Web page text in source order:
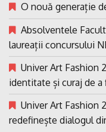
O nouă generație
Absolventele
laureații concursului
Univer Art Fashion
identitate și curaj de a
Univer Art Fashion
redefinește dialogul